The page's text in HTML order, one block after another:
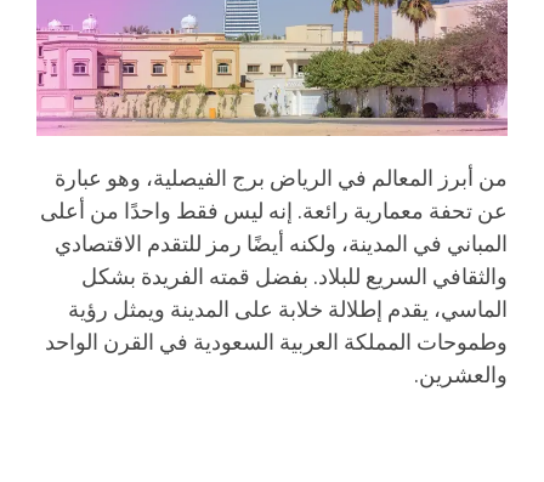
من أبرز المعالم في الرياض برج الفيصلية، وهو عبارة
عن تحفة معمارية رائعة. إنه ليس فقط واحدًا من أعلى
المباني في المدينة، ولكنه أيضًا رمز للتقدم الاقتصادي
والثقافي السريع للبلاد. بفضل قمته الفريدة بشكل
الماسي، يقدم إطلالة خلابة على المدينة ويمثل رؤية
وطموحات المملكة العربية السعودية في القرن الواحد
والعشرين.